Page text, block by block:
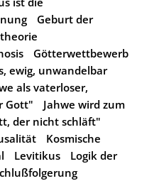
Geburt der
Götterwettbewerb
ewig, unwandelbar
als vaterloser,
Gott"
Jahwe wird zum
der nicht schläft"
Kosmische
Levitikus
Logik der